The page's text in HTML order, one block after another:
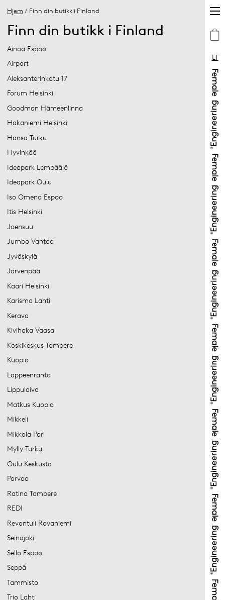
LT
Hjem / Finn din butikk i Finland
Finn din butikk i Finland
Ainoa Espoo
Airport
Aleksanterinkatu 17
Forum Helsinki
Goodman Hämeenlinna
Hakaniemi Helsinki
Hansa Turku
Hyvinkää
Ideapark Lempäälä
Ideapark Oulu
Iso Omena Espoo
Itis Helsinki
Joensuu
Jumbo Vantaa
Jyväskylä
Järvenpää
Kaari Helsinki
Karisma Lahti
Kerava
Kivihaka Vaasa
Koskikeskus Tampere
Kuopio
Lappeenranta
Lippulaiva
Matkus Kuopio
Mikkeli
Mikkola Pori
Mylly Turku
Oulu Keskusta
Porvoo
Ratina Tampere
REDI
Revontuli Rovaniemi
Seinäjoki
Sello Espoo
Seppä
Tammisto
Trio Lahti